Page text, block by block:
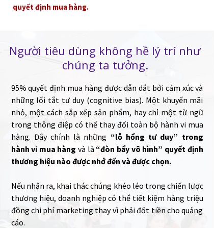
quyết định mua hàng.
95% quyết định mua hàng được dẫn dắt bởi cảm xúc và
những lối tắt tư duy (cognitive bias). Một khuyến mãi
nhỏ, một cách sắp xếp sản phẩm, hay chỉ một từ ngữ
trong thông điệp có thể thay đổi toàn bộ hành vi mua
hàng. Đây chính là những “lỗ hổng tư duy” trong
hành vi mua hàng và là“đòn bẩy vô hình” quyết định
thương hiệu nào được nhớ đến và được chọn.
Nếu nhận ra, khai thác chúng khéo léo trong chiến lược
thương hiệu, doanh nghiệp có thể tiết kiệm hàng triệu
đồng chi phí marketing thay vì phải đốt tiền cho quảng
cáo.
Người tiêu dùng không hề lý trí như
chúng ta tưởng.